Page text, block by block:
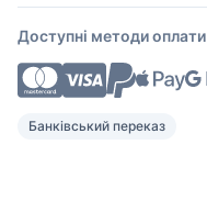
Доступні методи оплати
Банківський переказ